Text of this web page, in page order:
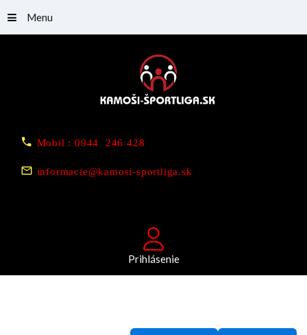
Mobil : 0944 246 428
informacie@kamosi-sportliga.sk
Prihlásenie
Menu